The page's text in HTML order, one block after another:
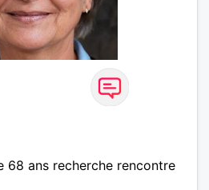
68 ans recherche rencontre